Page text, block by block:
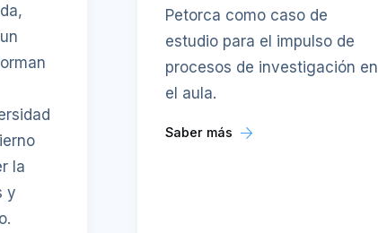
la
y
Petorca como caso de
estudio para el impulso de
procesos de investigación en
el aula.
Saber más